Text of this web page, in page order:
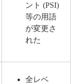
ント (PSI)
等の用語
が変更さ
れた
全レベ